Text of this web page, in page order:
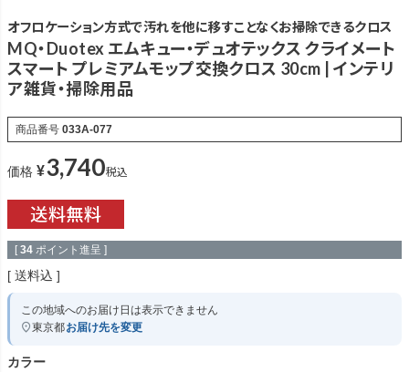
オフロケーション方式で汚れを他に移すことなくお掃除できるクロス
MQ・Duotex エムキュー・デュオテックス クライメート
スマート プレミアムモップ交換クロス 30cm | インテリ
ア雑貨・掃除用品
商品番号 033A-077
価格 ¥3,740税込
[ 34 ポイント進呈 ]
送料込
この地域へのお届け日は表示できません
東京都お届け先を変更
カラー